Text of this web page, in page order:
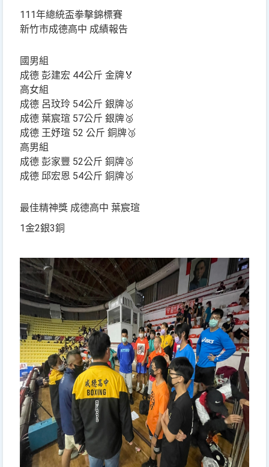
111年總統盃拳擊錦標賽
新竹市成德高中 成績報告
國男組
成德 彭建宏 44公斤 金牌🏅️
高女組
成德 呂玟玲 54公斤 銀牌🥈
成德 葉宸瑄 57公斤 銀牌🥈
成德 王妤瑄 52 公斤 銅牌🥉
高男組
成德 彭家豐 52公斤 銅牌🥉
成德 邱宏恩 54公斤 銅牌🥉
最佳精神獎 成德高中 葉宸瑄
1金2銀3銅